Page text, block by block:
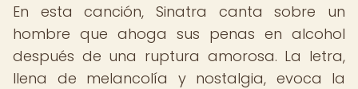
En esta canción, Sinatra canta sobre un
hombre que ahoga sus penas en alcohol
después de una ruptura amorosa. La letra,
llena de melancolía y nostalgia, evoca la